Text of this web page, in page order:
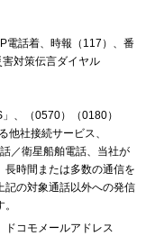
電話着、時報（117）、番
対策伝言ダイヤル
、（0570）（0180）
他社接続サービス、
／衛星船舶電話、当社が
時間または多数の通信を
記の対象通話以外への発信
ドコモメールアドレス